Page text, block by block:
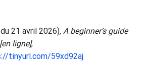
21 avril 2026), A beginner’s guide
ligne],
tinyurl.com/59xd92aj